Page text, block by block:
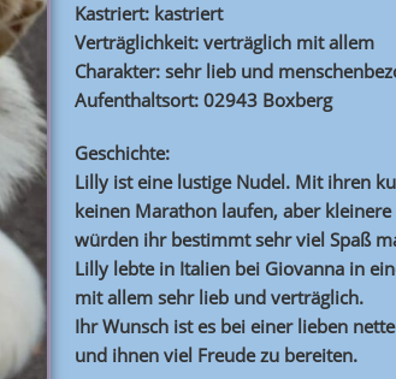
Kastriert: kastriert
Verträglichkeit: verträglich mit allem
Charakter: sehr lieb und
Aufenthaltsort: 02943 Boxberg
Geschichte:
Lilly ist eine lustige Nudel. Mit ihren
keinen Marathon laufen, aber
würden ihr bestimmt sehr viel Spaß
Lilly lebte in Italien bei Giovanna in
mit allem sehr lieb und verträglich.
Ihr Wunsch ist es bei einer lieben
und ihnen viel Freude zu bereiten.